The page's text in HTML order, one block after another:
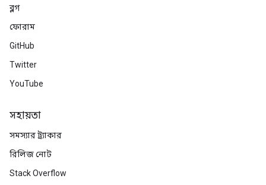
ব্লগ
ফোরাম
GitHub
Twitter
YouTube
সহায়তা
সমস্যার ট্র্যাকার
রিলিজ নোট
Stack Overflow